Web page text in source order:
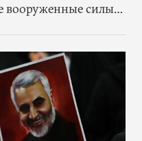
вооруженные силы
влияния,
участия в
войны на
режима Асада.